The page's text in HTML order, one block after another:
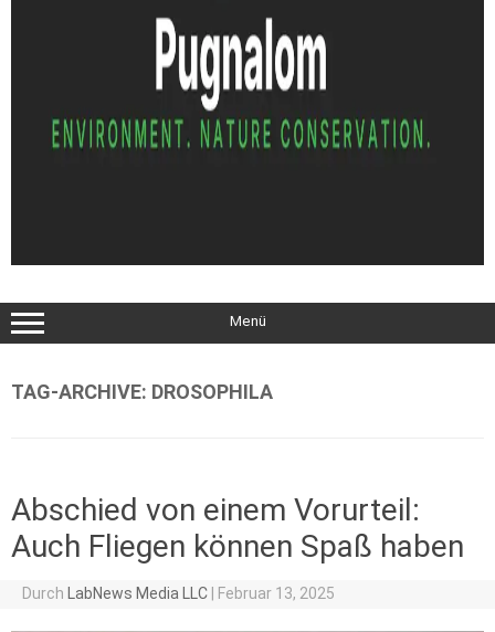
Menü
TAG-ARCHIVE: DROSOPHILA
Abschied von einem Vorurteil:
Auch Fliegen können Spaß haben
Durch LabNews Media LLC Februar 13, 2025